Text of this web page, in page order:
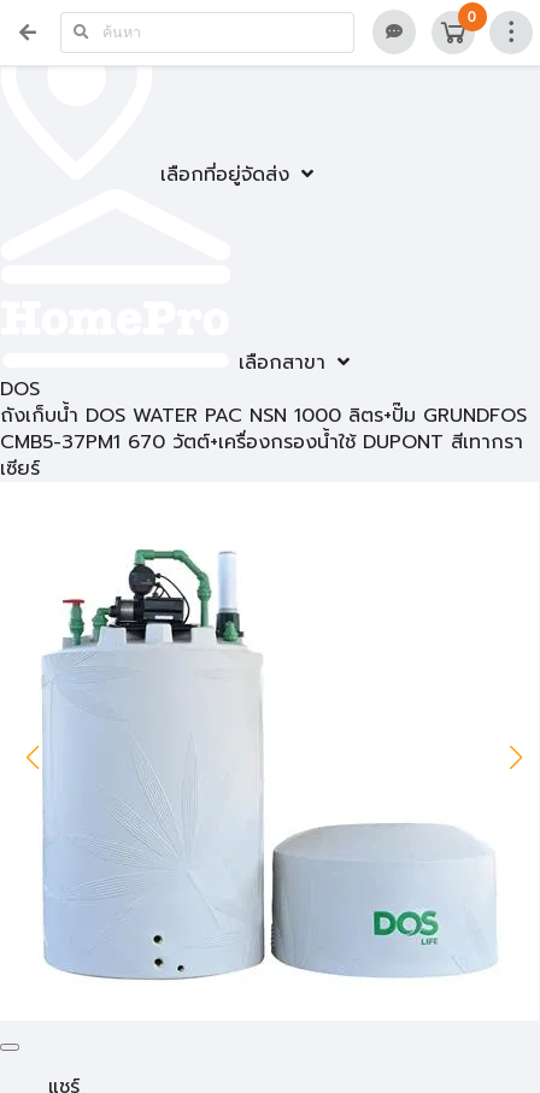
เลือกที่อยู่จัดส่ง
เลือกสาขา
0
DOS
ถังเก็บน้ำ DOS WATER PAC NSN 1000 ลิตร+ปั๊ม GRUNDFOS
CMB5-37PM1 670 วัตต์+เครื่องกรองน้ำใช้ DUPONT สีเทากรา
เซียร์
แชร์